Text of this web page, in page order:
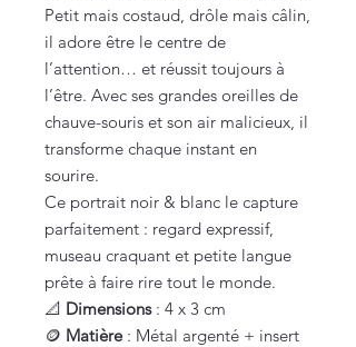
Petit mais costaud, drôle mais câlin,
il adore être le centre de
l’attention… et réussit toujours à
l’être. Avec ses grandes oreilles de
chauve-souris et son air malicieux, il
transforme chaque instant en
sourire.
Ce portrait noir & blanc le capture
parfaitement : regard expressif,
museau craquant et petite langue
prête à faire rire tout le monde.
📐 Dimensions: 4 x 3 cm
🪙 Matière: Métal argenté + insert